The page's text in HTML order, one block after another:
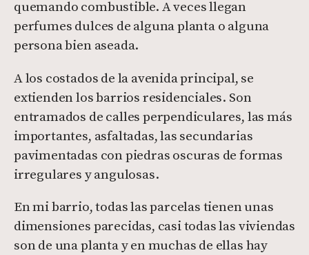
quemando combustible. A veces llegan
perfumes dulces de alguna planta o alguna
persona bien aseada.
A los costados de la avenida principal, se
extienden los barrios residenciales. Son
entramados de calles perpendiculares, las más
importantes, asfaltadas, las secundarias
pavimentadas con piedras oscuras de formas
irregulares y angulosas.
En mi barrio, todas las parcelas tienen unas
dimensiones parecidas, casi todas las viviendas
son de una planta y en muchas de ellas hay